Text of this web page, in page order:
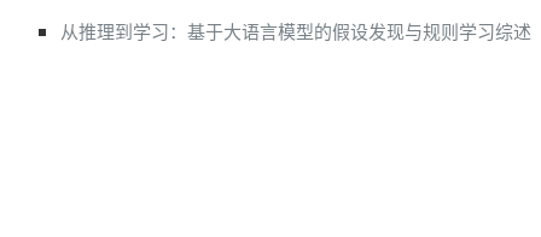
从推理到学习：基于大语言模型的假设发现与规则学习综述